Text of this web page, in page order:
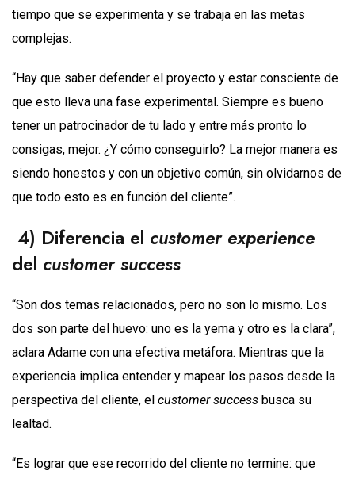
tiempo que se experimenta y se trabaja en las metas
complejas.
“Hay que saber defender el proyecto y estar consciente de
que esto lleva una fase experimental. Siempre es bueno
tener un patrocinador de tu lado y entre más pronto lo
consigas, mejor. ¿Y cómo conseguirlo? La mejor manera es
siendo honestos y con un objetivo común, sin olvidarnos de
que todo esto es en función del cliente”.
4) Diferencia el customer experience
del customer success
“Son dos temas relacionados, pero no son lo mismo. Los
dos son parte del huevo: uno es la yema y otro es la clara”,
aclara Adame con una efectiva metáfora. Mientras que la
experiencia implica entender y mapear los pasos desde la
perspectiva del cliente, el customer success busca su
lealtad.
“Es lograr que ese recorrido del cliente no termine: que